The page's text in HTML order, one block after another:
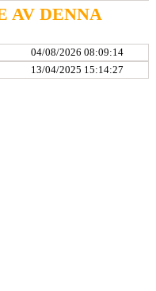
AV DENNA
04/08/2026 08:09:14
13/04/2025 15:14:27